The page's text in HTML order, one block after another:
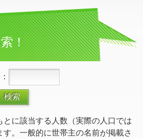
！
とに該当する人数（実際の人口では
す。一般的に世帯主の名前が掲載さ